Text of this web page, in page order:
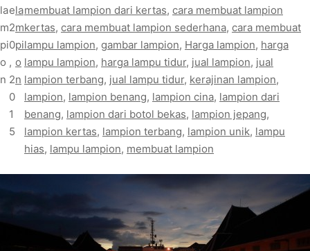
la
m
pi
o
n
e
2
0
,
2
0
1
5
la
m
pi
o
n
membuat lampion dari kertas, cara membuat lampion
kertas, cara membuat lampion sederhana, cara membuat
lampu lampion, gambar lampion, Harga lampion, harga
lampu lampion, harga lampu tidur, jual lampion, jual
lampion terbang, jual lampu tidur, kerajinan lampion
lampion, lampion benang, lampion cina, lampion dari
benang, lampion dari botol bekas, lampion jepang
lampion kertas, lampion terbang, lampion unik, lampu
hias, lampu lampion, membuat lampion